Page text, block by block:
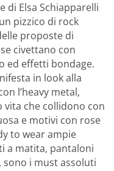
di Elsa Schiapparelli
pizzico di rock
proposte di
civettano con
ed effetti bondage.
in look alla
l’heavy metal,
che collidono con
e motivi con rose
to wear ampie
a matita, pantaloni
i must assoluti